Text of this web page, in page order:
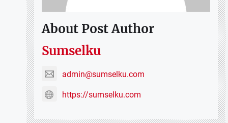
About Post Author
Sumselku
admin@sumselku.com
https://sumselku.com